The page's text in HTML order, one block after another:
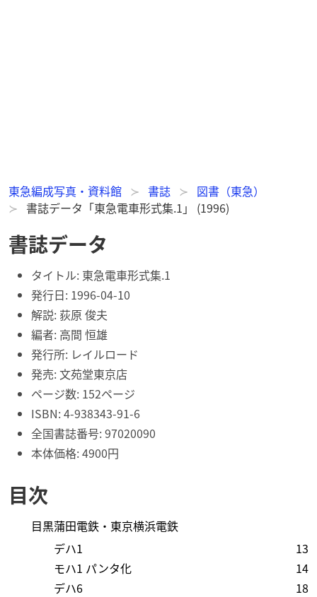
東急編成写真・資料館 書誌
図書（東急）
書誌データ「東急電車形式集.1」 (1996)
書誌データ
タイトル: 東急電車形式集.1
発行日: 1996-04-10
解説: 荻原 俊夫
編者: 高間 恒雄
発行所: レイルロード
発売: 文苑堂東京店
ページ数: 152ページ
ISBN: 4-938343-91-6
全国書誌番号: 97020090
本体価格: 4900円
目次
目黒蒲田電鉄・東京横浜電鉄
デハ1
13
モハ1 パンタ化
14
デハ6
18